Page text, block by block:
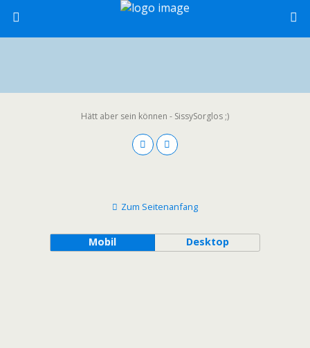
Hätt aber sein können - SissySorglos ;)
Zum Seitenanfang
Mobil Desktop